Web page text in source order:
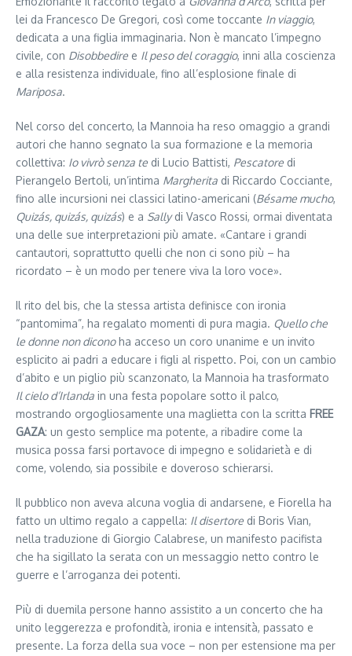
lei da Francesco De Gregori, così come toccante In viaggio,
dedicata a una figlia immaginaria. Non è mancato l’impegno
civile, con Disobbedire e Il peso del coraggio, inni alla coscienza
e alla resistenza individuale, fino all’esplosione finale di
Mariposa.
Nel corso del concerto, la Mannoia ha reso omaggio a grandi
autori che hanno segnato la sua formazione e la memoria
collettiva: Io vivrò senza te di Lucio Battisti, Pescatore di
Pierangelo Bertoli, un’intima Margherita di Riccardo Cocciante,
fino alle incursioni nei classici latino-americani (Bésame mucho,
Quizás, quizás, quizás) e a Sallydi Vasco Rossi, ormai diventata
una delle sue interpretazioni più amate. «Cantare i grandi
cantautori, soprattutto quelli che non ci sono più – ha
ricordato – è un modo per tenere viva la loro voce».
Il rito del bis, che la stessa artista definisce con ironia
“pantomima”, ha regalato momenti di pura magia. Quello che
le donne non diconoha acceso un coro unanime e un invito
esplicito ai padri a educare i figli al rispetto. Poi, con un cambio
d’abito e un piglio più scanzonato, la Mannoia ha trasformato
Il cielo d’Irlanda in una festa popolare sotto il palco,
mostrando orgogliosamente una maglietta con la scritta FREE
GAZA: un gesto semplice ma potente, a ribadire come la
musica possa farsi portavoce di impegno e solidarietà e di
come, volendo, sia possibile e doveroso schierarsi.
Il pubblico non aveva alcuna voglia di andarsene, e Fiorella ha
fatto un ultimo regalo a cappella: Il disertore di Boris Vian,
nella traduzione di Giorgio Calabrese, un manifesto pacifista
che ha sigillato la serata con un messaggio netto contro le
guerre e l’arroganza dei potenti.
Più di duemila persone hanno assistito a un concerto che ha
unito leggerezza e profondità, ironia e intensità, passato e
presente. La forza della sua voce – non per estensione ma per